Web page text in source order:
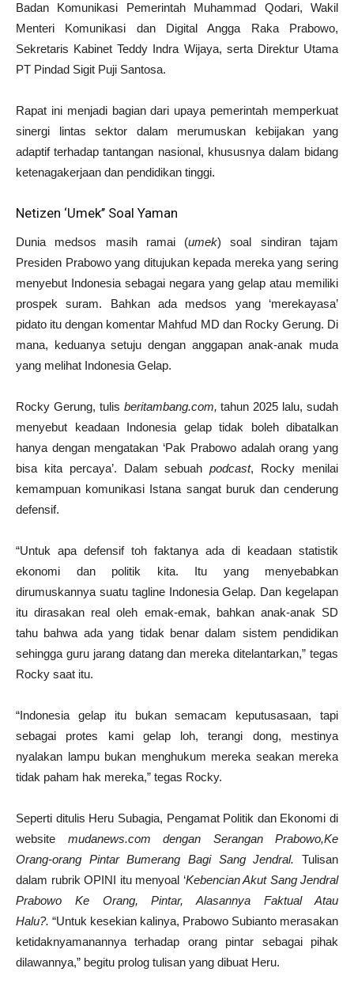
Badan Komunikasi Pemerintah Muhammad Qodari, Wakil
Menteri Komunikasi dan Digital Angga Raka Prabowo,
Sekretaris Kabinet Teddy Indra Wijaya, serta Direktur Utama
PT Pindad Sigit Puji Santosa.
Rapat ini menjadi bagian dari upaya pemerintah memperkuat
sinergi lintas sektor dalam merumuskan kebijakan yang
adaptif terhadap tantangan nasional, khususnya dalam bidang
ketenagakerjaan dan pendidikan tinggi.
Netizen ‘Umek’’ Soal Yaman
Dunia medsos masih ramai (umek) soal sindiran tajam
Presiden Prabowo yang ditujukan kepada mereka yang sering
menyebut Indonesia sebagai negara yang gelap atau memiliki
prospek suram. Bahkan ada medsos yang ‘merekayasa’
pidato itu dengan komentar Mahfud MD dan Rocky Gerung. Di
mana, keduanya setuju dengan anggapan anak-anak muda
yang melihat Indonesia Gelap.
Rocky Gerung, tulis beritambang.com, tahun 2025 lalu, sudah
menyebut keadaan Indonesia gelap tidak boleh dibatalkan
hanya dengan mengatakan ‘Pak Prabowo adalah orang yang
bisa kita percaya’. Dalam sebuahpodcast, Rocky menilai
kemampuan komunikasi Istana sangat buruk dan cenderung
defensif.
“Untuk apa defensif toh faktanya ada di keadaan statistik
ekonomi dan politik kita. Itu yang menyebabkan
dirumuskannya suatu tagline Indonesia Gelap. Dan kegelapan
itu dirasakan real oleh emak-emak, bahkan anak-anak SD
tahu bahwa ada yang tidak benar dalam sistem pendidikan
sehingga guru jarang datang dan mereka ditelantarkan,” tegas
Rocky saat itu.
“Indonesia gelap itu bukan semacam keputusasaan, tapi
sebagai protes kami gelap loh, terangi dong, mestinya
nyalakan lampu bukan menghukum mereka seakan mereka
tidak paham hak mereka,” tegas Rocky.
Seperti ditulis Heru Subagia, Pengamat Politik dan Ekonomi di
website mudanews.com dengan Serangan Prabowo,Ke
Orang-orang Pintar Bumerang Bagi Sang Jendral. Tulisan
dalam rubrik OPINI itu menyoal ‘Kebencian Akut Sang Jendral
Prabowo Ke Orang, Pintar, Alasannya Faktual Atau
Halu?. “Untuk kesekian kalinya, Prabowo Subianto merasakan
ketidaknyamanannya terhadap orang pintar sebagai pihak
dilawannya,” begitu prolog tulisan yang dibuat Heru.